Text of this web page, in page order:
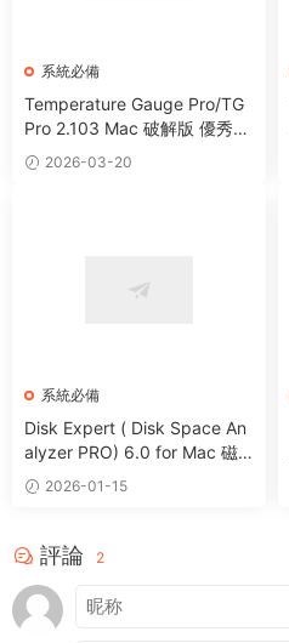
系統必備
Temperature Gauge Pro/TG
Pro 2.103 Mac 破解版 優秀硬
件溫度監測工具
2026-03-20
系統必備
Disk Expert ( Disk Space An
alyzer PRO) 6.0 for Mac 磁
盤分析管理清理工具
2026-01-15
評論 2